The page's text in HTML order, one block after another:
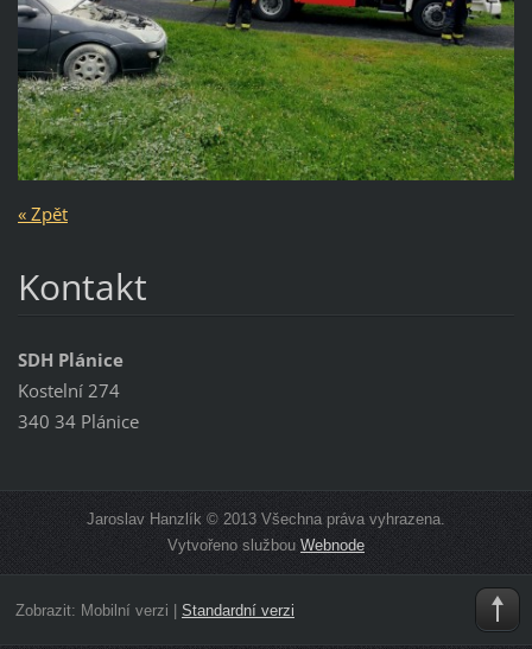
« Zpět
Kontakt
SDH Plánice
Kostelní 274
340 34 Plánice
Jaroslav Hanzlík © 2013 Všechna práva vyhrazena.
Vytvořeno službouWebnode
Zobrazit: Mobilní verzi Standardní verzi